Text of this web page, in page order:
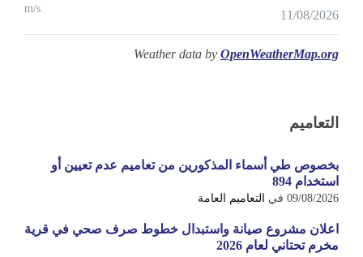
11/08/2026
m/s
Weather data by OpenWeatherMap.org
التعاميم
بخصوص طي أسماء المذكورين من تعاميم عدم تعيين أو
استخدام 894
09/08/2026 في التعاميم العامة
اعلان مشروع صيانة واستبدال خطوط صرف صحي في قرية
مخرم تحتاني لعام 2026